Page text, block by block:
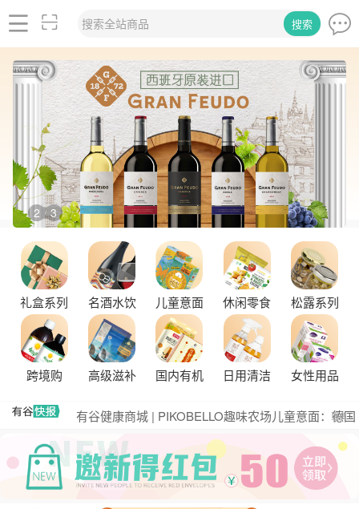
搜索全站商品 搜索
2 / 3
礼盒系列 名酒水饮 儿童意面 休闲零食 松露系列
跨境购 高级滋补 国内有机 日用清洁 女性用品
更多
式，共筑大健康产业有机生态新未来
有谷健康商城 | PIKOBELLO趣味农场儿童意面：德国
匠心打造的无盐健康新主张
有谷健康 | PIKOBELLO牌儿童意面：健康与美味的完
美结合
探寻黑钻奥秘：有谷健康与塞尔维亚黑松露的完美邂
逅
探秘塞尔维亚黑松露：舌尖上的黑钻石
舌尖上的塞尔维亚黑松露，你了解多少？
探秘塞尔维亚松露的独特魅力
黑松露的热量是多少？